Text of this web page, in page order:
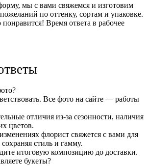
мы с вами свяжемся и изготовим
по оттенку, сортам и упаковке.
Время ответа в рабочее
Все фото на сайте — работы
отличия из-за сезонности, наличия
цветов.
флорист свяжется с вами для
стиль и гамму.
итоговую композицию до доставки.
букеты?